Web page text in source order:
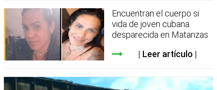
Encuentran el cuerpo si
vida de joven cubana
desparecida en Matanzas
Leer artículo